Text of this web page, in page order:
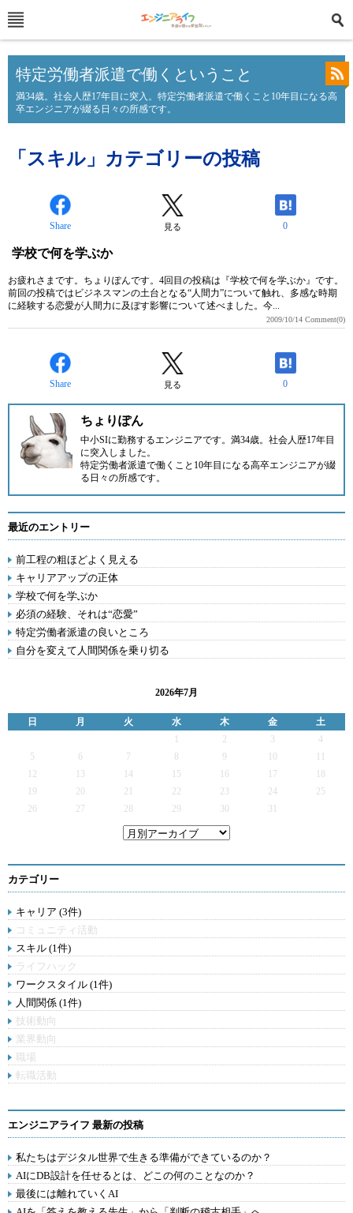
特定労働者派遣で働くということ
満34歳。社会人歴17年目に突入。特定労働者派遣で働くこと10年目になる高
卒エンジニアが綴る日々の所感です。
「スキル」カテゴリーの投稿
Share 見る 0
学校で何を学ぶか
お疲れさまです。ちょりぽんです。4回目の投稿は『学校で何を学ぶか』です。
前回の投稿ではビジネスマンの土台となる“人間力”について触れ、多感な時期
に経験する恋愛が人間力に及ぼす影響について述べました。今...
2009/10/14 Comment(0)
Share 見る 0
ちょりぽん
中小SIに勤務するエンジニアです。満34歳。社会人歴17年目
に突入しました。
特定労働者派遣で働くこと10年目になる高卒エンジニアが綴
る日々の所感です。
最近のエントリー
前工程の粗ほどよく見える
キャリアアップの正体
学校で何を学ぶか
必須の経験、それは“恋愛”
特定労働者派遣の良いところ
自分を変えて人間関係を乗り切る
2026年7月
日 月 火 水 木 金
土
2 3
4
5
6 7 9
12
13 14 15 16 17
19
20 21 22 23 24
25
26
27 28 29 30 31
カテゴリー
キャリア (3件)
コミュニティ活動
スキル (1件)
ライフハック
ワークスタイル (1件)
人間関係 (1件)
技術動向
業界動向
職場
転職活動
エンジニアライフ 最新の投稿
私たちはデジタル世界で生きる準備ができているのか？
AIにDB設計を任せるとは、どこの何のことなのか？
最後には離れていくAI